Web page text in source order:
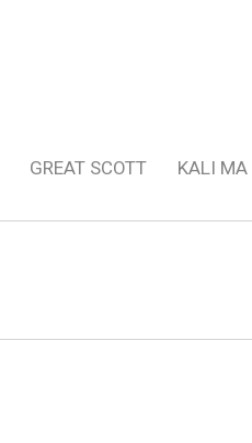
GREAT SCOTT KALI MA